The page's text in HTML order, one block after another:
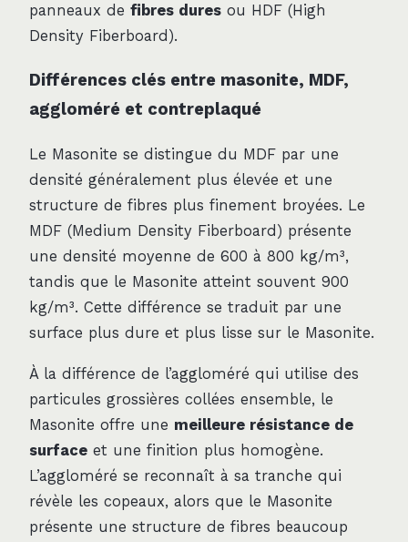
panneaux de fibres dures ou HDF (High
Density Fiberboard).
Différences clés entre masonite, MDF,
aggloméré et contreplaqué
Le Masonite se distingue du MDF par une
densité généralement plus élevée et une
structure de fibres plus finement broyées. Le
MDF (Medium Density Fiberboard) présente
une densité moyenne de 600 à 800 kg/m³,
tandis que le Masonite atteint souvent 900
kg/m³. Cette différence se traduit par une
surface plus dure et plus lisse sur le Masonite.
À la différence de l’aggloméré qui utilise des
particules grossières collées ensemble, le
Masonite offre une meilleure résistance de
surface et une finition plus homogène.
L’aggloméré se reconnaît à sa tranche qui
révèle les copeaux, alors que le Masonite
présente une structure de fibres beaucoup